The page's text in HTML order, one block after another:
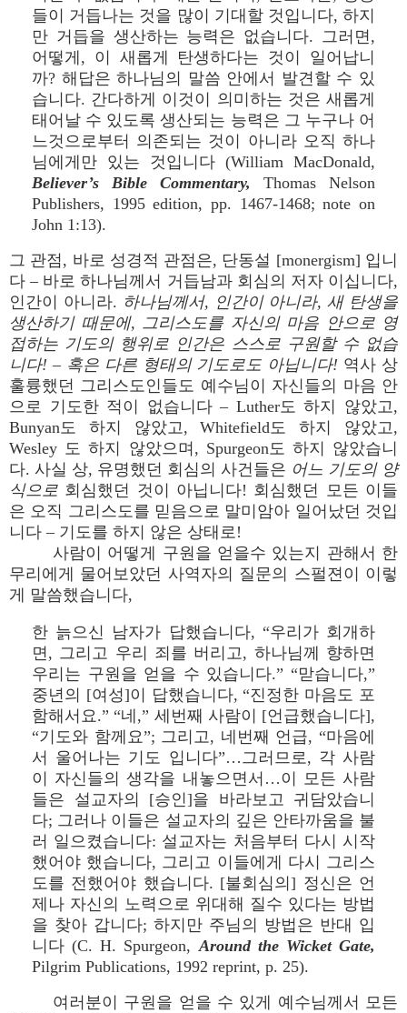
들이 거듭나는 것을 많이 기대할 것입니다, 하지
만 거듭을 생산하는 능력은 없습니다. 그러면,
어떻게, 이 새롭게 탄생하다는 것이 일어납니
까? 해답은 하나님의 말씀 안에서 발견할 수 있
습니다. 간다하게 이것이 의미하는 것은 새롭게
태어날 수 있도록 생산되는 능력은 그 누구나 어
느것으로부터 의존되는 것이 아니라 오직 하나
님에게만 있는 것입니다 (William MacDonald,
Believer’s Bible Commentary, Thomas Nelson
Publishers, 1995 edition, pp. 1467-1468; note on
John 1:13).
그 관점, 바로 성경적 관점은, 단동설 [monergism] 입니
다 – 바로 하나님께서 거듭남과 회심의 저자 이십니다,
인간이 아니라. 하나님께서, 인간이 아니라, 새 탄생을
생산하기 때문에, 그리스도를 자신의 마음 안으로 영
접하는 기도의 행위로 인간은 스스로 구원할 수 없습
니다! – 혹은 다른 형태의 기도로도 아닙니다! 역사 상
훌륭했던 그리스도인들도 예수님이 자신들의 마음 안
으로 기도한 적이 없습니다 – Luther도 하지 않았고,
Bunyan도 하지 않았고, Whitefield도 하지 않았고,
Wesley 도 하지 않았으며, Spurgeon도 하지 않았습니
다. 사실 상, 유명했던 회심의 사건들은 어느 기도의 양
식으로 회심했던 것이 아닙니다! 회심했던 모든 이들
은 오직 그리스도를 믿음으로 말미암아 일어났던 것입
니다 – 기도를 하지 않은 상태로!
사람이 어떻게 구원을 얻을수 있는지 관해서 한
무리에게 물어보았던 사역자의 질문의 스펄젼이 이렇
게 말씀했습니다,
한 늙으신 남자가 답했습니다, “우리가 회개하
면, 그리고 우리 죄를 버리고, 하나님께 향하면
우리는 구원을 얻을 수 있습니다.” “맏습니다,”
중년의 [여성]이 답했습니다, “진정한 마음도 포
함해서요.” “네,” 세번째 사람이 [언급했습니다],
“기도와 함께요”; 그리고, 네번째 언급, “마음에
서 울어나는 기도 입니다”…그러므로, 각 사람
이 자신들의 생각을 내놓으면서…이 모든 사람
들은 설교자의 [승인]을 바라보고 귀담았습니
다; 그러나 이들은 설교자의 깊은 안타까움을 불
러 일으켰습니다: 설교자는 처음부터 다시 시작
했어야 했습니다, 그리고 이들에게 다시 그리스
도를 전했어야 했습니다. [불회심의] 정신은 언
제나 자신의 노력으로 위대해 질수 있다는 방법
을 찾아 갑니다; 하지만 주님의 방법은 반대 입
니다 (C. H. Spurgeon,Around the Wicket Gate,
Pilgrim Publications, 1992 reprint, p. 25).
여러분이 구원을 얻을 수 있게 예수님께서 모든